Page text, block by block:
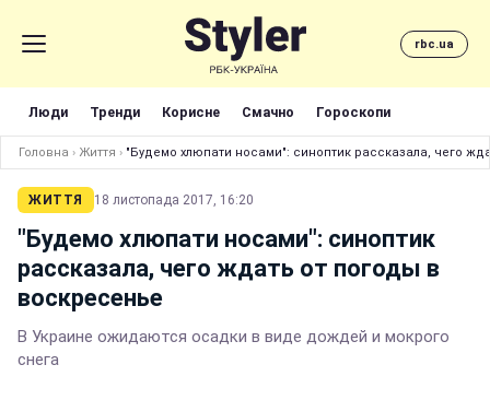
rbc.ua
Люди Тренди Корисне Смачно Гороскопи
Головна › Життя › "Будемо хлюпати носами": синоптик рассказала, чего
ЖИТТЯ 18 листопада 2017, 16:20
"Будемо хлюпати носами": синоптик
рассказала, чего ждать от погоды в
воскресенье
В Украине ожидаются осадки в виде дождей и мокрого
снега